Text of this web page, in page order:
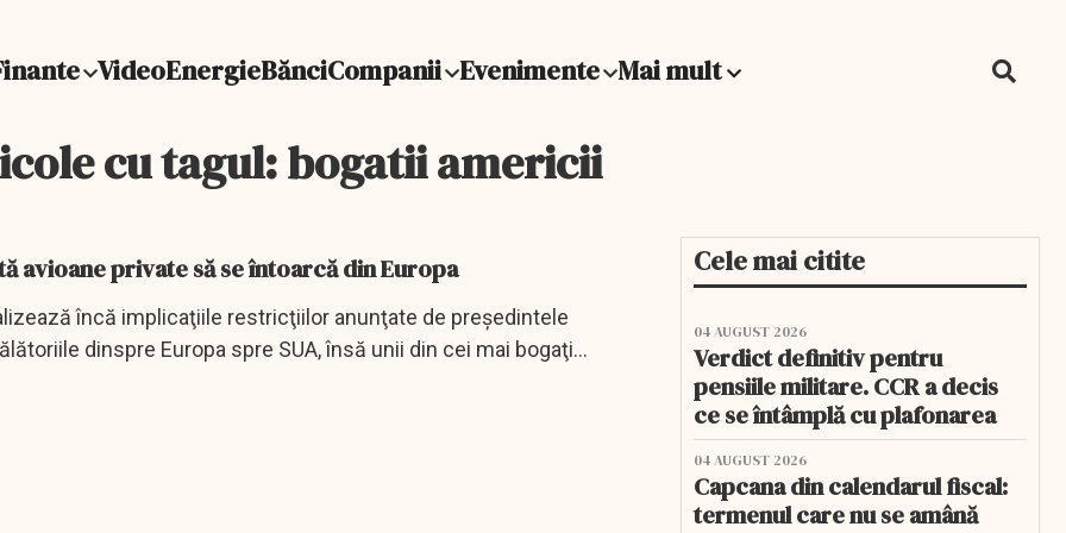
VideoEnergieBănciCompanii Evenimente Mai mult
cu tagul: bogatii americii
avioane private să se întoarcă din Europa
încă implicaţiile restricţiilor anunţate de preşedintele
dinspre Europa spre SUA, însă unii din cei mai bogaţi
Cele mai citite
04 AUGUST 2026
Verdict definitiv pentru
pensiile militare. CCR a decis
ce se întâmplă cu plafonarea
04 AUGUST 2026
Capcana din calendarul fiscal:
termenul care nu se amână